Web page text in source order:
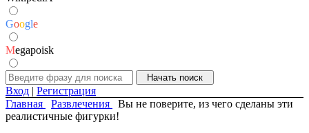
Google
Megapoisk
Вход | Регистрация
Главная
Развлечения
Вы не поверите, из чего сделаны эти
реалистичные фигурки!